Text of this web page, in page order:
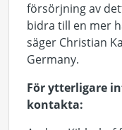
försörjning av
bidra till en mer
säger Christian
Germany.
För ytterligare
kontakta: